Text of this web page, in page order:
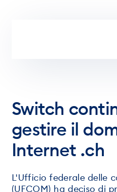
Switch
gestire il
Internet .ch
L'Ufficio federale delle
(UFCOM) ha deciso di